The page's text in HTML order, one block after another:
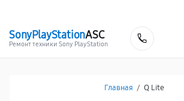
SonyPlayStationASC
Ремонт техники Sony PlayStation
Главная / Q Lite